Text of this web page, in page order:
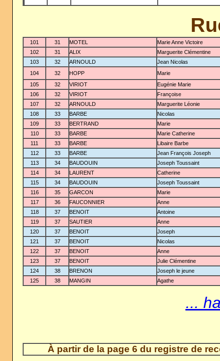
101 31 MOTEL
Marie Anne Victoire
102
31 ALIX
Marguerite Clémentine
103
32 ARNOULD
Jean Nicolas
104
32 HOPP
Marie
105
32 VIRIOT
Eugénie Marie
106
32 VIRIOT
Françoise
107
32 ARNOULD
Marguerite Léonie
108
33 BARBE
Nicolas
109
33 BERTRAND
Marie
110
33 BARBE
Marie Catherine
111
33 BARBE
Libaire Barbe
112
33 BARBE
Jean François Joseph
113
34 BAUDOUIN
Joseph Toussaint
114
34 LAURENT
Catherine
115
34 BAUDOUIN
Joseph Toussaint
116
35 GARCON
Marie
117
36 FAUCONNIER
Anne
118
37 BENOIT
Antoine
119
37 SAUTIER
Anne
120
37 BENOIT
Joseph
121
37 BENOIT
Nicolas
122
37 BENOIT
Anne
123
37 BENOIT
Julie Clémentine
124
38 BRENON
Joseph le jeune
125
38 MANGIN Agathe
...
À partir de la page 6 du registre de